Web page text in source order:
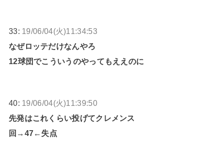
33: 19/06/04(火)11:34:53
なぜロッテだけなんやろ
12球団でこういうのやってもええのに
40: 19/06/04(火)11:39:50
先発はこれくらい投げてクレメンス
回→47←失点